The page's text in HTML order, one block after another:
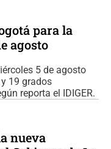
para la
agosto
5 de agosto
19 grados
reporta el IDIGER.
nueva